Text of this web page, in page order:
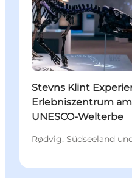
Stevns Klint
Erlebniszentrum am
UNESCO-Welterbe
Rødvig, Südseeland